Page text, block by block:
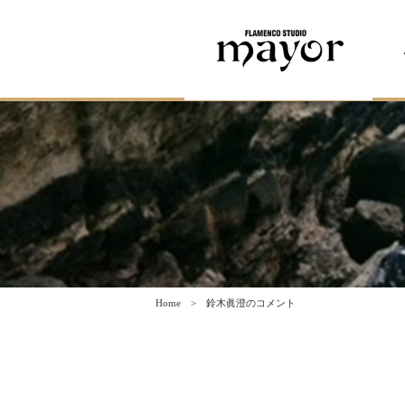
Home 鈴木眞澄のコメント